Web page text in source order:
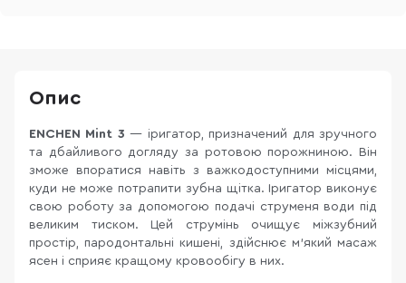
Опис
ENCHEN Mint 3 — іригатор, призначений для зручного
та дбайливого догляду за ротовою порожниною. Він
зможе впоратися навіть з важкодоступними місцями,
куди не може потрапити зубна щітка. Іригатор виконує
свою роботу за допомогою подачі струменя води під
великим тиском. Цей струмінь очищує міжзубний
простір, пародонтальні кишені, здійснює м'який масаж
ясен і сприяє кращому кровообігу в них.